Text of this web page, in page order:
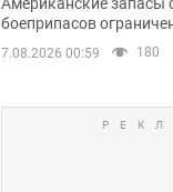
боеприпасов
7.08.2026 00:59 180